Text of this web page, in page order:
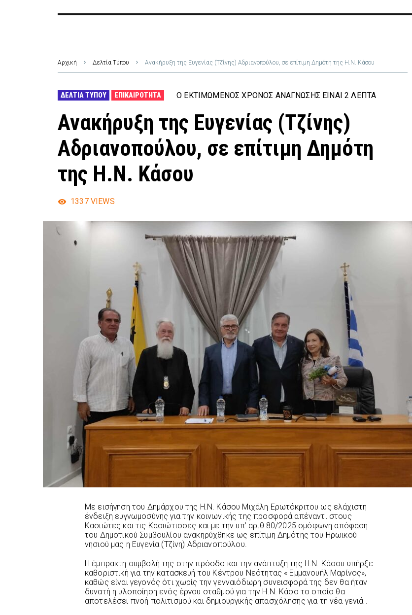
Αρχική Δελτία Τύπου Ανακήρυξη της Ευγενίας (Τζίνης) Αδριανοπούλου, σε επίτιμη Δημότη της Η.Ν. Κάσου
ΔΕΛΤΊΑ ΤΎΠΟΥ ΕΠΙΚΑΙΡΌΤΗΤΑ Ο ΕΚΤΙΜΏΜΕΝΟΣ ΧΡΌΝΟΣ ΑΝΆΓΝΩΣΗΣ ΕΊΝΑΙ 2 ΛΕΠΤΆ
Ανακήρυξη της Ευγενίας (Τζίνης)
Αδριανοπούλου, σε επίτιμη Δημότη
της Η.Ν. Κάσου
1337 VIEWS
Με εισήγηση του Δημάρχου της Η.Ν. Κάσου Μιχάλη Ερωτόκριτου ως ελάχιστη
ένδειξη ευγνωμοσύνης για την κοινωνικής της προσφορά απέναντι στους
Κασιώτες και τις Κασιώτισσες και με την υπ’ αριθ 80/2025 ομόφωνη απόφαση
του Δημοτικού Συμβουλίου ανακηρύχθηκε ως επίτιμη Δημότης του Ηρωικού
νησιού μας η Ευγενία (Τζίνη) Αδριανοπούλου.
Η έμπρακτη συμβολή της στην πρόοδο και την ανάπτυξη της Η.Ν. Κάσου υπήρξε
καθοριστική για την κατασκευή του Κέντρου Νεότητας « Εμμανουήλ Μαρίνος»,
καθώς είναι γεγονός ότι χωρίς την γενναιόδωρη συνεισφορά της δεν θα ήταν
δυνατή η υλοποίηση ενός έργου σταθμού για την Η.Ν. Κάσο το οποίο θα
αποτελέσει πνοή πολιτισμού και δημιουργικής απασχόλησης για τη νέα γενιά .